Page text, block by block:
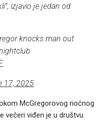
izjavio je jedan od
knocks man out
17, 2025
McGregorovog noćnog
večeri viđen je u društvu